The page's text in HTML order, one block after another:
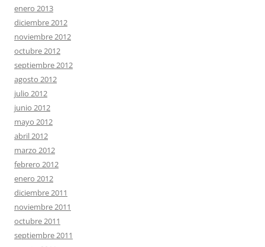
enero 2013
diciembre 2012
noviembre 2012
octubre 2012
septiembre 2012
agosto 2012
julio 2012
junio 2012
mayo 2012
abril 2012
marzo 2012
febrero 2012
enero 2012
diciembre 2011
noviembre 2011
octubre 2011
septiembre 2011